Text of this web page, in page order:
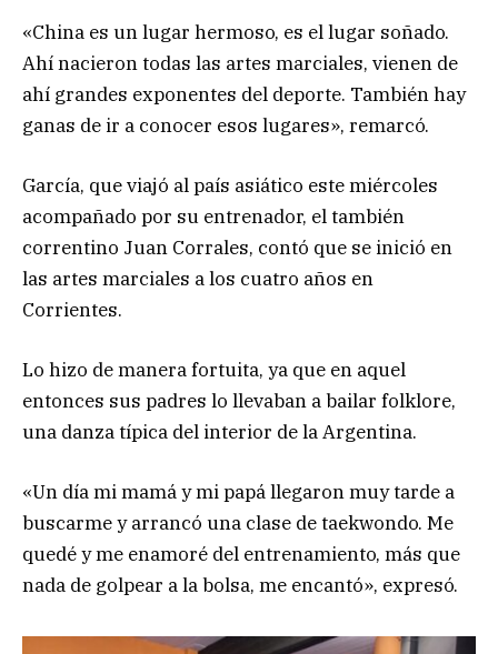
«China es un lugar hermoso, es el lugar soñado.
Ahí nacieron todas las artes marciales, vienen de
ahí grandes exponentes del deporte. También hay
ganas de ir a conocer esos lugares», remarcó.
García, que viajó al país asiático este miércoles
acompañado por su entrenador, el también
correntino Juan Corrales, contó que se inició en
las artes marciales a los cuatro años en
Corrientes.
Lo hizo de manera fortuita, ya que en aquel
entonces sus padres lo llevaban a bailar folklore,
una danza típica del interior de la Argentina.
«Un día mi mamá y mi papá llegaron muy tarde a
buscarme y arrancó una clase de taekwondo. Me
quedé y me enamoré del entrenamiento, más que
nada de golpear a la bolsa, me encantó», expresó.